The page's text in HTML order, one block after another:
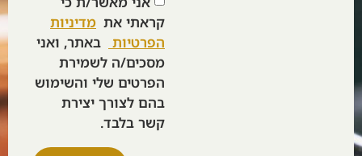
קראתי את מדיניות
הפרטיות
באתר, ואני
מסכים/ה לשמירת
הפרטים שלי והשימוש
בהם לצורך יצירת
קשר בלבד.